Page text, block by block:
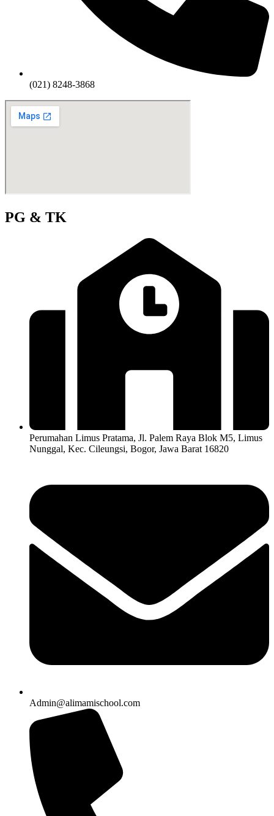
(021) 8248-3868
PG & TK
Perumahan Limus Pratama, Jl. Palem Raya Blok M5, Limus
Nunggal, Kec. Cileungsi, Bogor, Jawa Barat 16820
Admin@alimamischool.com